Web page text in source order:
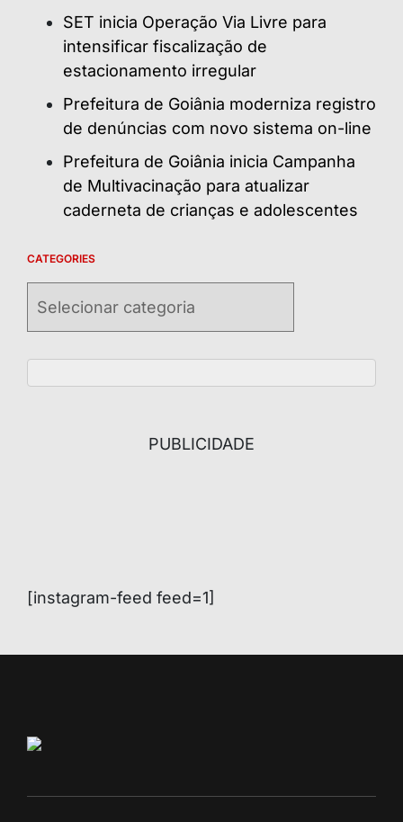
SET inicia Operação Via Livre para
intensificar fiscalização de
estacionamento irregular
Prefeitura de Goiânia moderniza registro
de denúncias com novo sistema on-line
Prefeitura de Goiânia inicia Campanha
de Multivacinação para atualizar
caderneta de crianças e adolescentes
CATEGORIES
PUBLICIDADE
[instagram-feed feed=1]